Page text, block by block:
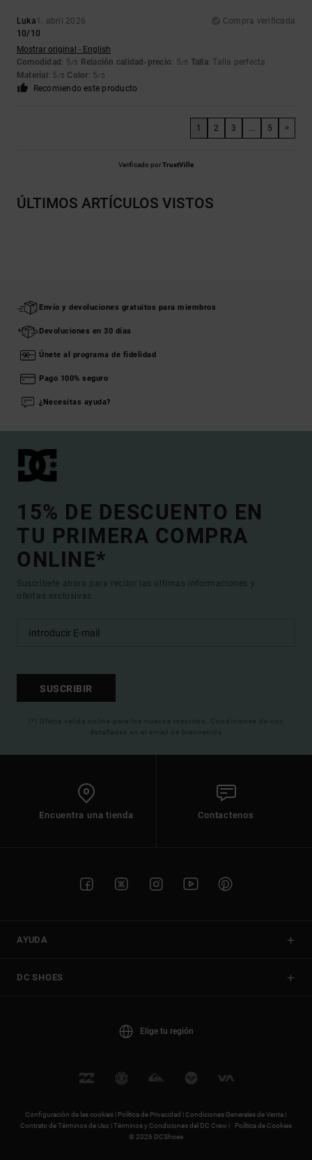
Luka1. abril 2026
Compra verificada
10/10
Mostrar original - English
Comodidad : 5/5 Relación calidad-precio: 5/5 Talla: Talla perfecta
Material : 5 /5 Color: 5/5
Recomiendo este producto
1 2 3 ... 5 >
Verificado porTrustVille
ÚLTIMOS ARTÍCULOS VISTOS
Envío y devoluciones gratuitos para miembros
Devoluciones en 30 días
Únete al programa de fidelidad
Pago 100% seguro
¿Necesitas ayuda?
15% DE DESCUENTO EN
TU PRIMERA COMPRA
ONLINE*
Suscríbete ahora para recibir las ultimas informaciones y
ofertas exclusivas.
SUSCRIBIR
(*) Oferta valida online para los nuevos inscritos. Condiciones de uso
detalladas en el email de bienvenida
Encuentra una tienda Contactenos
AYUDA
DC SHOES
Elige tu región
Configuración de las cookies | Política de Privacidad |Condiciones Generales de Venta |
Contrato de Términos de Uso |Términos y Condiciones del DC Crew |
Política de Cookies
© 2026 DCShoes